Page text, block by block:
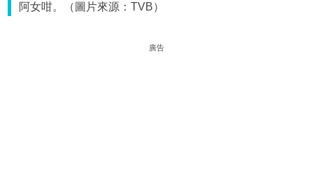
阿女咁。（圖片來源：TVB）
廣告